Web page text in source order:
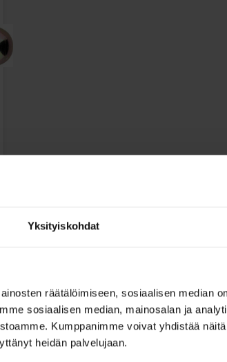
Yksityiskohdat
räätälöimiseen, sosiaalisen median
sosiaalisen median, mainosalan ja
Kumppanimme voivat yhdistää
heidän palvelujaan.